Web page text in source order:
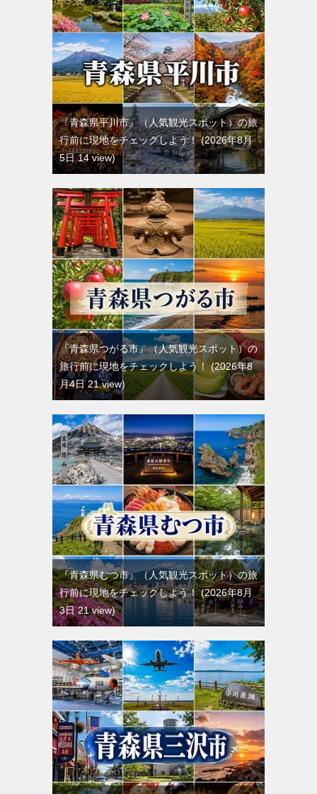
『青森県平川市』（人気観光スポット）の旅
行前に現地をチェックしよう！ 2026年8月
5日 14 view
『青森県つがる市』（人気観光スポット）の
旅行前に現地をチェックしよう！ 2026年8
月4日 21 view
『青森県むつ市』（人気観光スポット）の旅
行前に現地をチェックしよう！ 2026年8月
3日 21 view